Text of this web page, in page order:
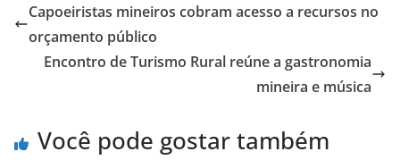
Capoeiristas mineiros cobram acesso a recursos no
orçamento público
Encontro de Turismo Rural reúne a gastronomia
mineira e música
Você pode gostar também